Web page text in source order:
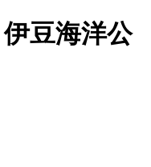
豆海洋公